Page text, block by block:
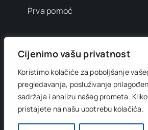
Cijenimo vašu privatnost
Koristimo kolačiće za poboljšanje
pregledavanja, posluživanje
sadržaja i analizu našeg prometa.
pristajete na našu upotrebu kolačića.
Prva pomoć
Info brojevi